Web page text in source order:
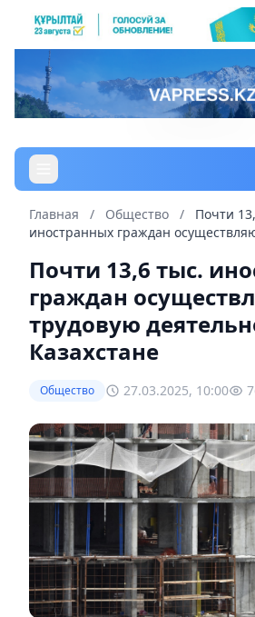
Главная / Общество /
Почти
иностранных граждан
Почти 13,6 тыс.
граждан
трудовую
Казахстане
Общество 27.03.2025, 10:00